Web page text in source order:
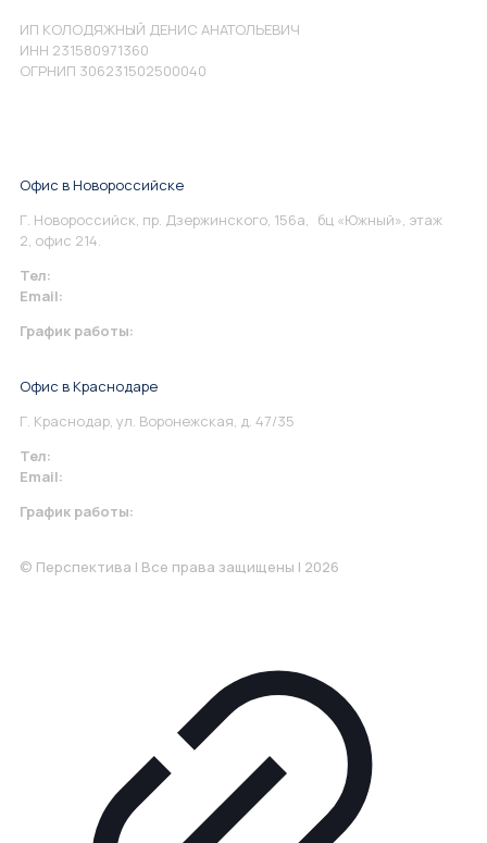
ИП КОЛОДЯЖНЫЙ ДЕНИС АНАТОЛЬЕВИЧ
ИНН 231580971360
ОГРНИП 306231502500040
Офис в Новороссийске
Г. Новороссийск, пр. Дзержинского, 156а, бц «Южный», этаж
2, офис 214.
Тел:
Email:
График работы:
Офис в Краснодаре
Г. Краснодар, ул. Воронежская, д. 47/35
Тел:
Email:
График работы:
© Перспектива | Все права защищены | 2026